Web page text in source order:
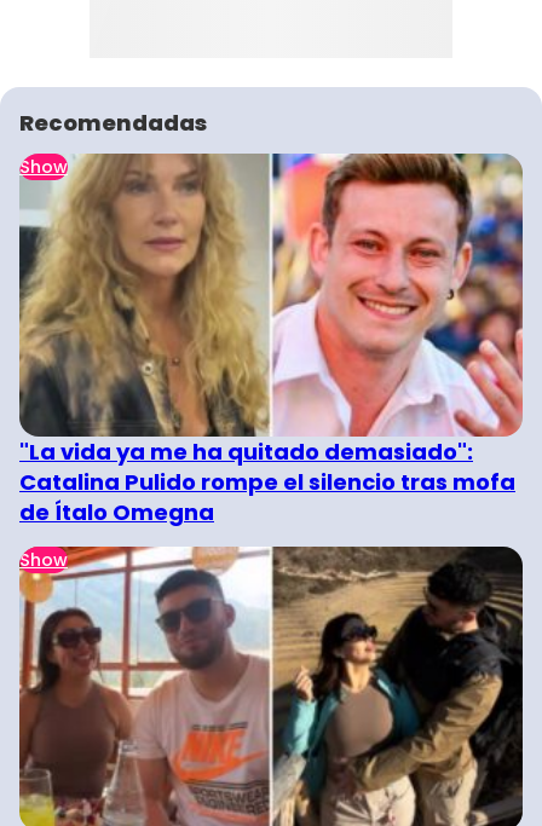
Recomendadas
Show
"La vida ya me ha quitado demasiado":
Catalina Pulido rompe el silencio tras mofa
de Ítalo Omegna
Show